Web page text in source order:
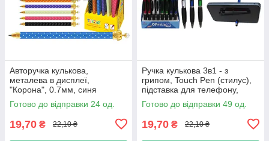
Авторучка кулькова,
металева в дисплеї,
"Корона", 0.7мм, синя
Готово до відправки 24 од.
19,70 ₴ 22,10 ₴
Ручка кулькова 3в1 - з
грипом, Touch Pen (стилус),
підставка для телефону,
колір чорнил синій
Готово до відправки 49 од.
19,70 ₴ 22,10 ₴